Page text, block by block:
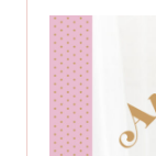
etsi
reseptejä